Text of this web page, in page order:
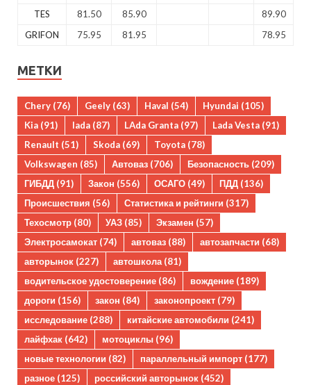
TES
81.50 85.90
89.90
GRIFON
75.95 81.95 78.95
МЕТКИ
Chery (76) Geely (63) Haval (54) Hyundai (105)
Kia (91) lada (87) LAda Granta (97) Lada Vesta (91)
Renault (51) Skoda (69) Toyota (78)
Volkswagen (85) Автоваз (706) Безопасность (209)
ГИБДД (91) Закон (556) ОСАГО (49) ПДД (136)
Происшествия (56) Статистика и рейтинги (317)
Техосмотр (80) УАЗ (85) Экзамен (57)
Электросамокат (74) автоваз (88) автозапчасти (68)
авторынок (227) автошкола (81)
водительское удостоверение (86) вождение (189)
дороги (156) закон (84) законопроект (79)
исследование (288) китайские автомобили (241)
лайфхак (642) мотоциклы (96)
новые технологии (82) параллельный импорт (177)
разное (125) российский авторынок (452)